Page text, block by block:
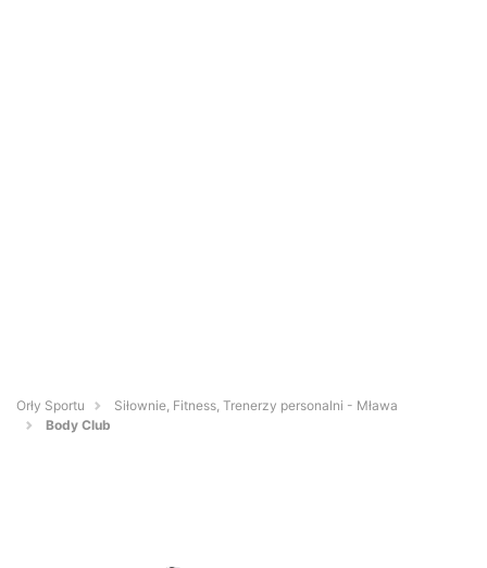
Orły Sportu
Siłownie, Fitness, Trenerzy personalni - Mława
Body Club